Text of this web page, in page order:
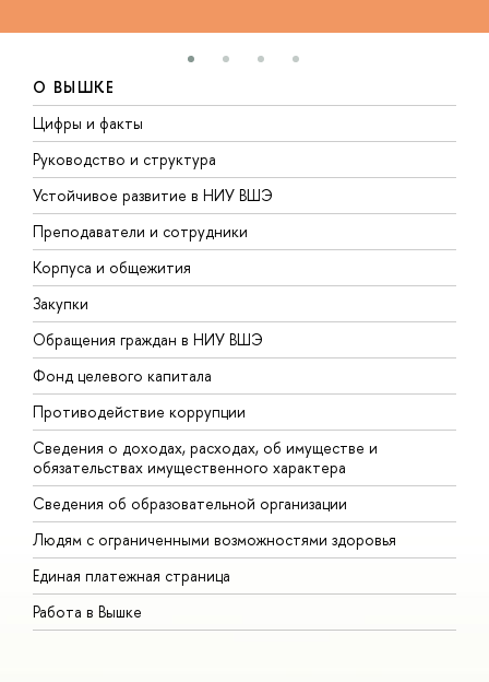
О ВЫШКЕ
Цифры и факты
Руководство и структура
Устойчивое развитие в НИУ ВШЭ
Преподаватели и сотрудники
Корпуса и общежития
Закупки
Обращения граждан в НИУ ВШЭ
Фонд целевого капитала
Противодействие коррупции
Сведения о доходах, расходах, об имуществе и
обязательствах имущественного характера
Сведения об образовательной организации
Людям с ограниченными возможностями здоровья
Единая платежная страница
Работа в Вышке